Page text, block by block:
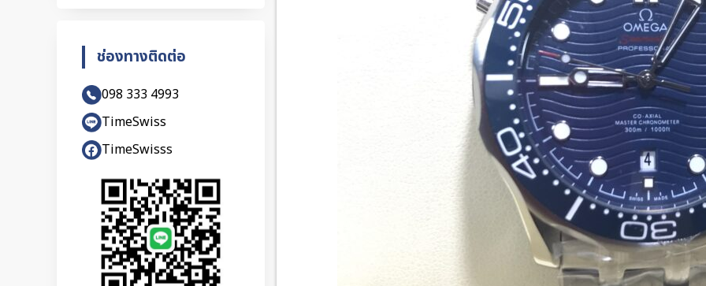
ช่องทางติดต่อ
098 333 4993
TimeSwiss
TimeSwisss